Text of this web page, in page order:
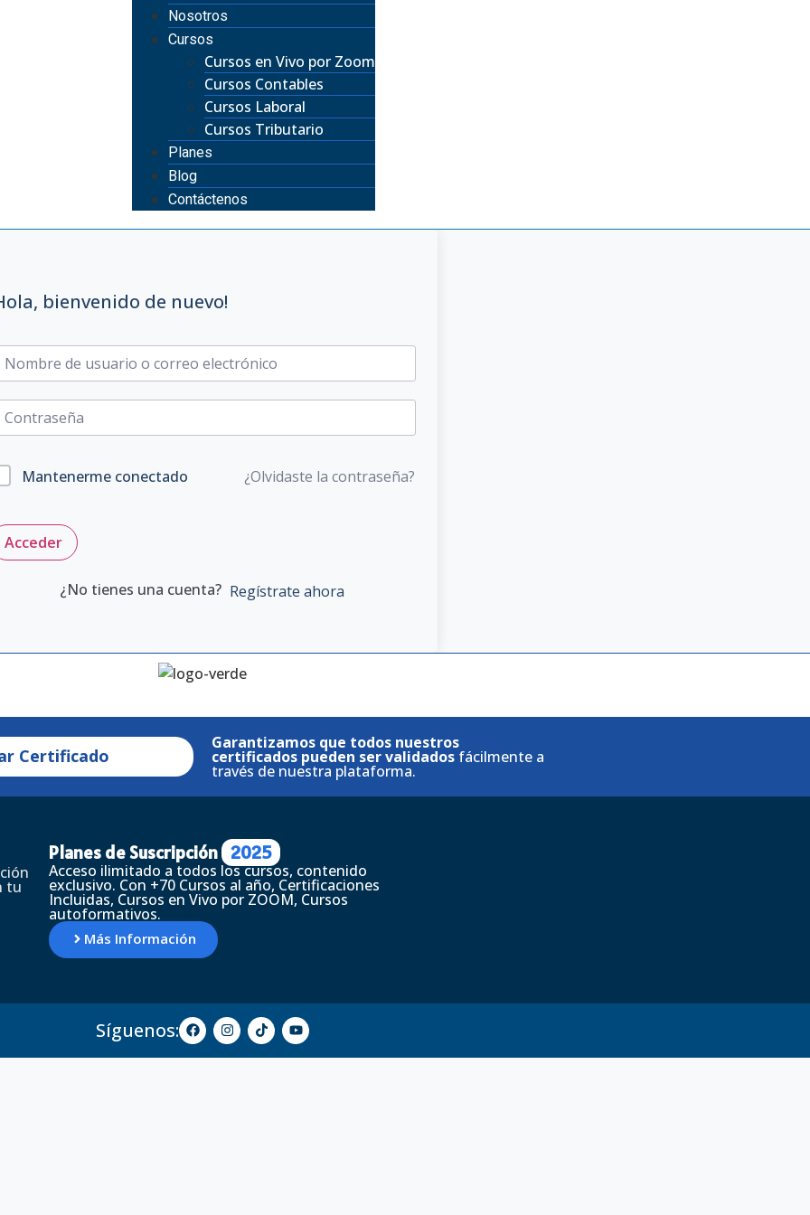
Nosotros
Cursos
Cursos en Vivo por Zoom
Cursos Contables
Cursos Laboral
Cursos Tributario
Planes
Blog
Contáctenos
bienvenido de nuevo!
Mantenerme conectado ¿Olvidaste la contraseña?
Acceder
¿No tienes una cuenta? Regístrate ahora
Certificado
Garantizamos que todos nuestros
certificados pueden ser validados fácilmente a
través de nuestra plataforma.
tu
Planes de Suscripción 2025
Acceso ilimitado a todos los cursos, contenido
exclusivo. Con +70 Cursos al año, Certificaciones
Incluidas, Cursos en Vivo por ZOOM, Cursos
autoformativos.
Más Información
Síguenos: